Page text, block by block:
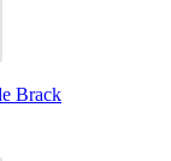
Brack